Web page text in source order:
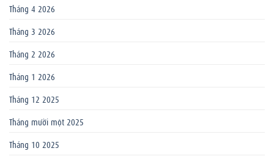
Tháng 4 2026
Tháng 3 2026
Tháng 2 2026
Tháng 1 2026
Tháng 12 2025
Tháng mười một 2025
Tháng 10 2025